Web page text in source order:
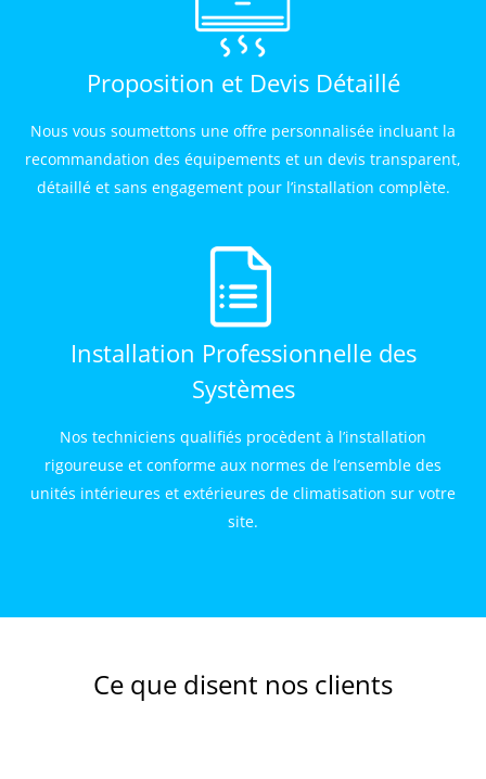
Proposition et Devis Détaillé
Nous vous soumettons une offre personnalisée incluant la
recommandation des équipements et un devis transparent,
détaillé et sans engagement pour l’installation complète.
Installation Professionnelle des
Systèmes
Nos techniciens qualifiés procèdent à l’installation
rigoureuse et conforme aux normes de l’ensemble des
unités intérieures et extérieures de climatisation sur votre
site.
Ce que disent nos clients